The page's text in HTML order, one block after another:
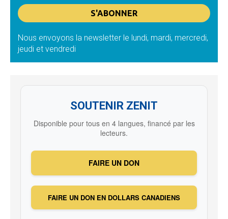
Nous envoyons la newsletter le lundi, mardi, mercredi,
jeudi et vendredi
SOUTENIR ZENIT
Disponible pour tous en 4 langues, financé par les
lecteurs.
FAIRE UN DON
FAIRE UN DON EN DOLLARS CANADIENS